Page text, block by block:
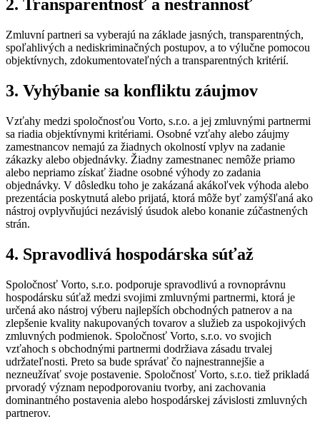
2. Transparentnosť a nestrannosť
Zmluvní partneri sa vyberajú na základe jasných, transparentných,
spoľahlivých a nediskriminačných postupov, a to výlučne pomocou
objektívnych, zdokumentovateľných a transparentných kritérií.
3. Vyhýbanie sa konfliktu záujmov
Vzťahy medzi spoločnosťou Vorto, s.r.o. a jej zmluvnými partnermi
sa riadia objektívnymi kritériami. Osobné vzťahy alebo záujmy
zamestnancov nemajú za žiadnych okolností vplyv na zadanie
zákazky alebo objednávky. Žiadny zamestnanec nemôže priamo
alebo nepriamo získať žiadne osobné výhody zo zadania
objednávky. V dôsledku toho je zakázaná akákoľvek výhoda alebo
prezentácia poskytnutá alebo prijatá, ktorá môže byť zamýšľaná ako
nástroj ovplyvňujúci nezávislý úsudok alebo konanie zúčastnených
strán.
4. Spravodlivá hospodárska súťaž
Spoločnosť Vorto, s.r.o. podporuje spravodlivú a rovnoprávnu
hospodársku súťaž medzi svojimi zmluvnými partnermi, ktorá je
určená ako nástroj výberu najlepších obchodných patnerov a na
zlepšenie kvality nakupovaných tovarov a služieb za uspokojivých
zmluvných podmienok. Spoločnosť Vorto, s.r.o. vo svojich
vzťahoch s obchodnými partnermi dodržiava zásadu trvalej
udržateľnosti. Preto sa bude správať čo najnestrannejšie a
nezneužívať svoje postavenie. Spoločnosť Vorto, s.r.o. tiež prikladá
prvoradý význam nepodporovaniu tvorby, ani zachovania
dominantného postavenia alebo hospodárskej závislosti zmluvných
partnerov.